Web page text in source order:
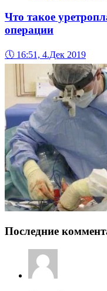
Что такое
операции
🕔 16:51, 4.Дек 2019
Последние